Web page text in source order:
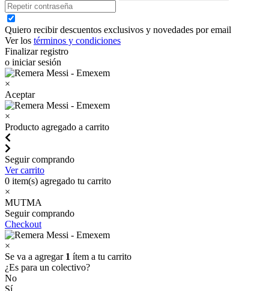
Quiero recibir descuentos exclusivos y novedades por email
Ver los términos y condiciones
Finalizar registro
o iniciar sesión
×
Aceptar
×
Producto agregado a carrito
Seguir comprando
Ver carrito
0 item(s) agregado tu carrito
×
MUTMA
Seguir comprando
Checkout
×
Se va a agregar 1 ítem a tu carrito
¿Es para un colectivo?
No
Sí